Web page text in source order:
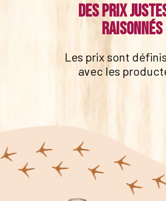
Des prix
raisonnés
Les prix sont
avec les